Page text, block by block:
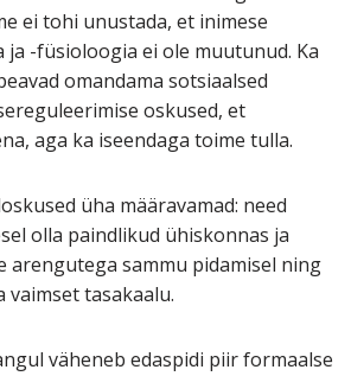
ei tohi unustada, et inimese
-füsioloogia ei ole muutunud. Ka
omandama sotsiaalsed
oskused, et
aga ka iseendaga toime tulla.
üha määravamad: need
olla paindlikud ühiskonnas ja
sammu pidamisel ning
vaimset tasakaalu.
väheneb edaspidi piir formaalse